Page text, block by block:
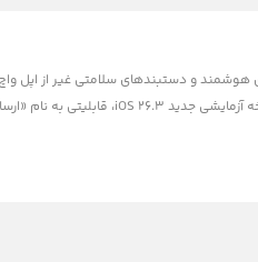
و دستبندهای سلامتی غیر از اپل